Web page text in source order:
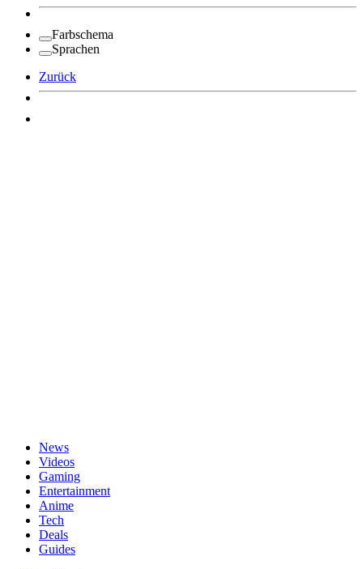
Farbschema
Sprachen
Zurück
News
Videos
Gaming
Entertainment
Anime
Tech
Deals
Guides